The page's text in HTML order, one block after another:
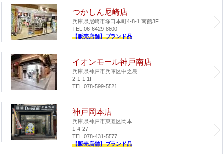
つかしん尼崎店
兵庫県尼崎市塚口本町4-8-1 南館3F
TEL.06-6429-8800
【販売店舗】ブランド品
イオンモール神戸南店
兵庫県神戸市兵庫区中之島
2-1-1 1F
TEL.078-599-5521
神戸岡本店
兵庫県神戸市東灘区岡本
1-4-27
TEL.078-431-5577
【販売店舗】ブランド品